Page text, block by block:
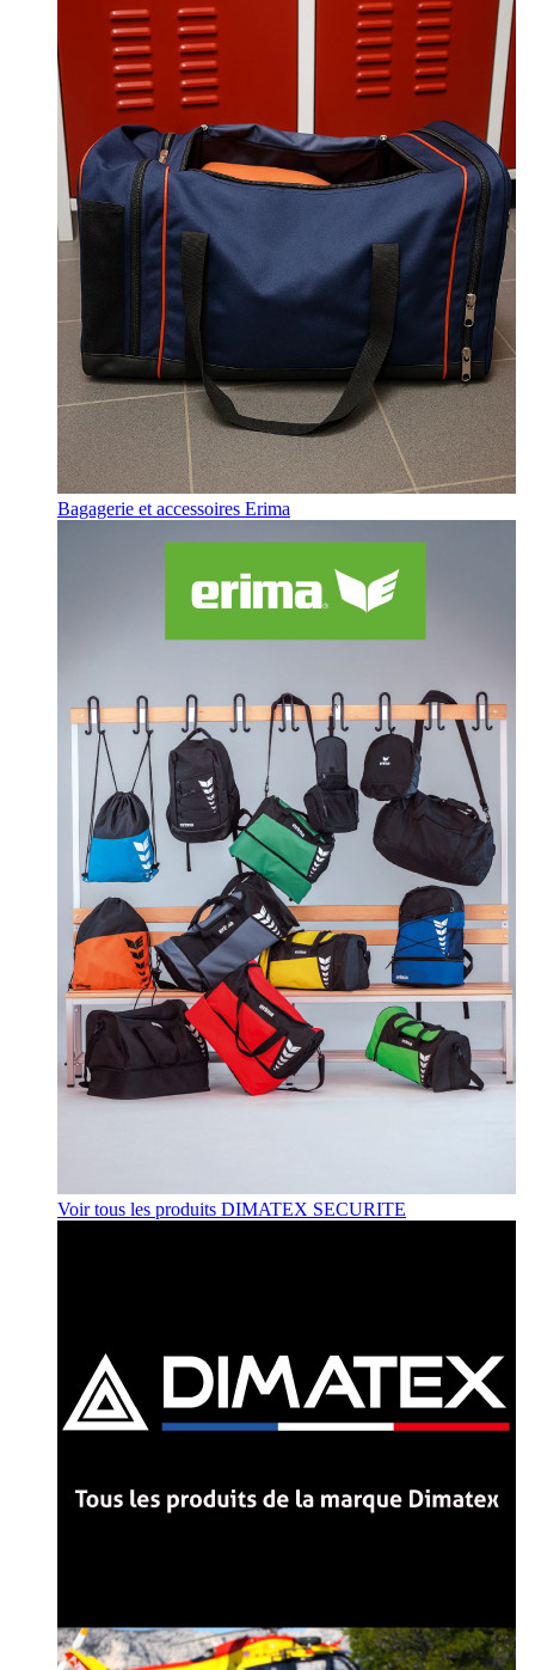
Bagagerie et accessoires Erima
Voir tous les produits DIMATEX SECURITE